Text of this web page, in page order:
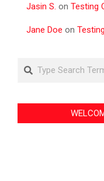
Jasin S. on Testing
Jane Doe on
Search